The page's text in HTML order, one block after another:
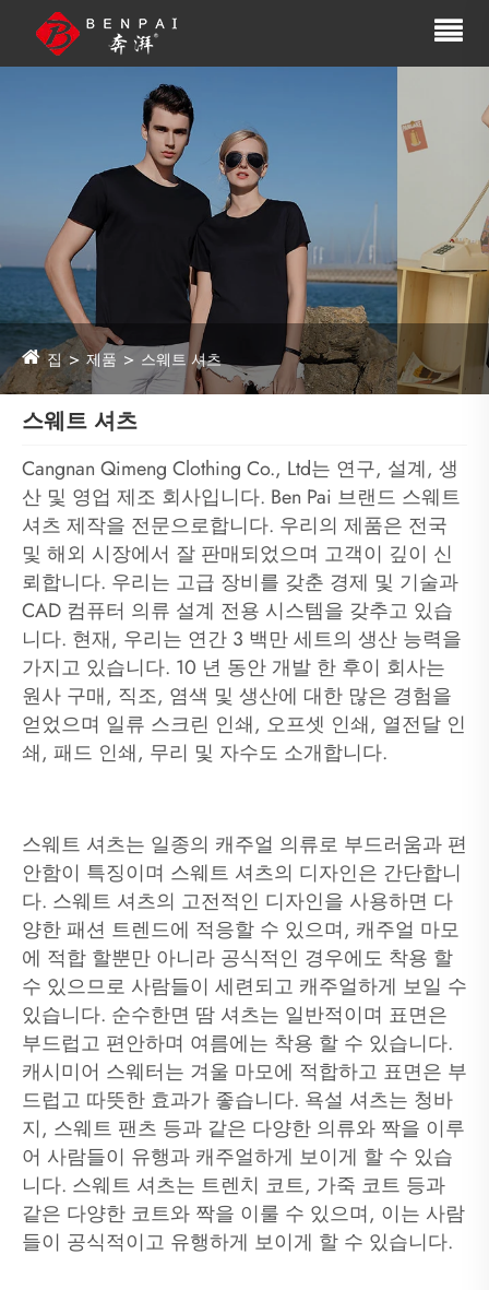
집 제품 스웨트 셔츠
스웨트 셔츠
Cangnan Qimeng Clothing Co., Ltd는 연구, 설계, 생
산 및 영업 제조 회사입니다. Ben Pai 브랜드 스웨트
셔츠 제작을 전문으로합니다. 우리의 제품은 전국
및 해외 시장에서 잘 판매되었으며 고객이 깊이 신
뢰합니다. 우리는 고급 장비를 갖춘 경제 및 기술과
CAD 컴퓨터 의류 설계 전용 시스템을 갖추고 있습
니다. 현재, 우리는 연간 3 백만 세트의 생산 능력을
가지고 있습니다. 10 년 동안 개발 한 후이 회사는
원사 구매, 직조, 염색 및 생산에 대한 많은 경험을
얻었으며 일류 스크린 인쇄, 오프셋 인쇄, 열전달 인
쇄, 패드 인쇄, 무리 및 자수도 소개합니다.
스웨트 셔츠는 일종의 캐주얼 의류로 부드러움과 편
안함이 특징이며 스웨트 셔츠의 디자인은 간단합니
다. 스웨트 셔츠의 고전적인 디자인을 사용하면 다
양한 패션 트렌드에 적응할 수 있으며, 캐주얼 마모
에 적합 할뿐만 아니라 공식적인 경우에도 착용 할
수 있으므로 사람들이 세련되고 캐주얼하게 보일 수
있습니다. 순수한면 땀 셔츠는 일반적이며 표면은
부드럽고 편안하며 여름에는 착용 할 수 있습니다.
캐시미어 스웨터는 겨울 마모에 적합하고 표면은 부
드럽고 따뜻한 효과가 좋습니다. 욕설 셔츠는 청바
지, 스웨트 팬츠 등과 같은 다양한 의류와 짝을 이루
어 사람들이 유행과 캐주얼하게 보이게 할 수 있습
니다. 스웨트 셔츠는 트렌치 코트, 가죽 코트 등과
같은 다양한 코트와 짝을 이룰 수 있으며, 이는 사람
들이 공식적이고 유행하게 보이게 할 수 있습니다.